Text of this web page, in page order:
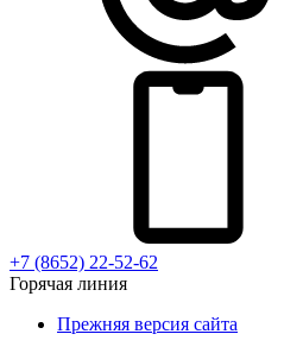
+7 (8652) 22-52-62
Горячая линия
Прежняя версия сайта